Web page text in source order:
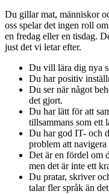
Du gillar mat, människor
oss spelar det ingen roll
en fredag eller en tisdag.
just det vi letar efter.
Du vill lära dig nya
Du har positiv
Du ser när något
det gjort.
Du har lätt för att
tillsammans som ett
Du har god IT- och
problem att
Det är en fördel om
men det är inte ett
Du pratar, skriver
talar fler språk än